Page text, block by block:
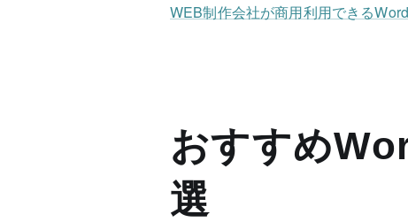
WEB制作会社が商用利用できる
おすすめ
選